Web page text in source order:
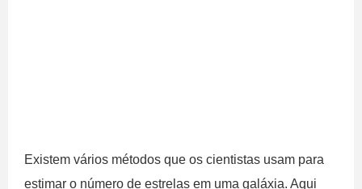
Existem vários métodos que os cientistas usam para
estimar o número de estrelas em uma galáxia. Aqui